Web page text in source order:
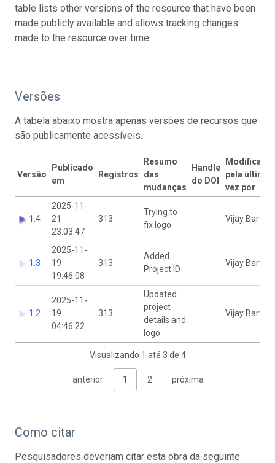
table lists other versions of the resource that have been
made publicly available and allows tracking changes
made to the resource over time.
Versões
A tabela abaixo mostra apenas versões de recursos que
são publicamente acessíveis.
Versão
Publicado
em
Registros
Resumo
das
mudanças
Handle
do DOI
Modificado
pela última
vez por
1.4
2025-11-
21
23:03:47
313
Trying to
fix logo
Vijay Barve
1.3
2025-11-
19
19:46:08
313
Added
Project ID
Vijay Barve
1.2
2025-11-
19
04:46:22
313
Updated
project
details and
logo
Vijay Barve
Visualizando 1 até 3 de 4
anterior 1 2 próxima
Como citar
Pesquisadores deveriam citar esta obra da seguinte